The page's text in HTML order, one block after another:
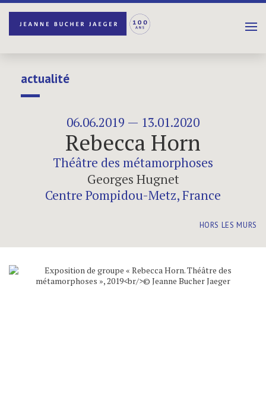
actualité
06.06.2019 — 13.01.2020
Rebecca Horn
Théâtre des métamorphoses
Georges Hugnet
Centre Pompidou-Metz, France
HORS LES MURS